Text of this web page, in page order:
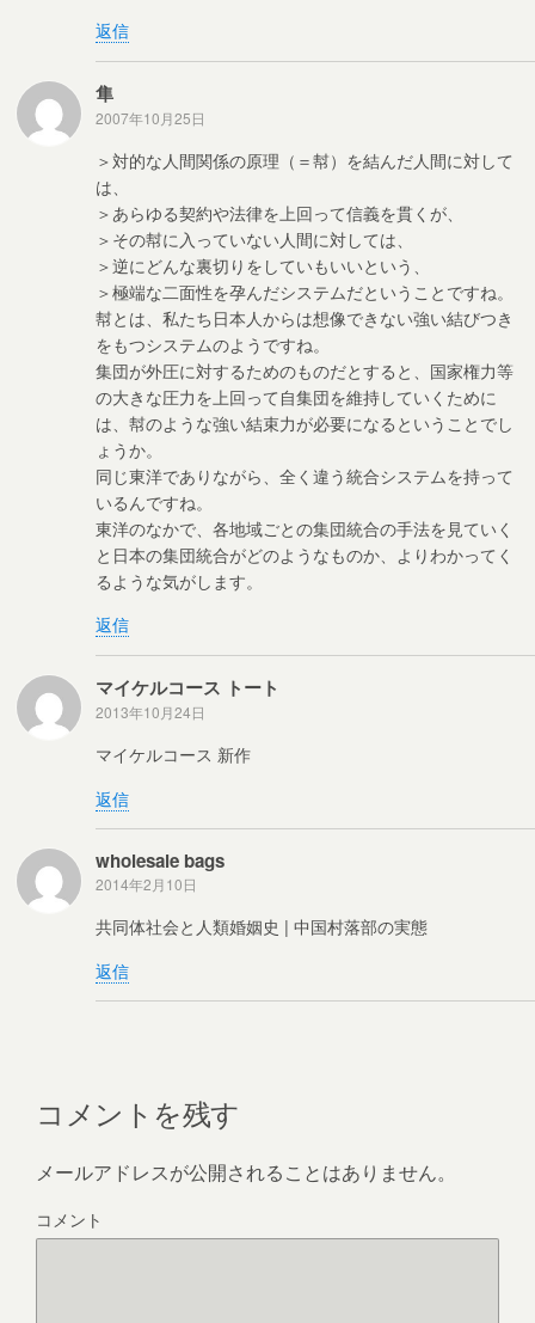
返信
隼
2007年10月25日
＞対的な人間関係の原理（＝幇）を結んだ人間に対して
は、
＞あらゆる契約や法律を上回って信義を貫くが、
＞その幇に入っていない人間に対しては、
＞逆にどんな裏切りをしていもいいという、
＞極端な二面性を孕んだシステムだということですね。
幇とは、私たち日本人からは想像できない強い結びつき
をもつシステムのようですね。
集団が外圧に対するためのものだとすると、国家権力等
の大きな圧力を上回って自集団を維持していくために
は、幇のような強い結束力が必要になるということでし
ょうか。
同じ東洋でありながら、全く違う統合システムを持って
いるんですね。
東洋のなかで、各地域ごとの集団統合の手法を見ていく
と日本の集団統合がどのようなものか、よりわかってく
るような気がします。
返信
マイケルコース トート
2013年10月24日
マイケルコース 新作
返信
wholesale bags
2014年2月10日
共同体社会と人類婚姻史 | 中国村落部の実態
返信
コメントを残す
メールアドレスが公開されることはありません。
コメント